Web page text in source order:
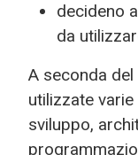
decideno
da
A seconda
utilizzate
sviluppo,